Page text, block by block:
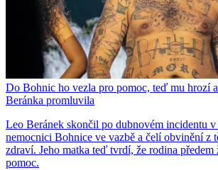
Do Bohnic ho vezla pro pomoc, teď mu hrozí
Beránka promluvila
Leo Beránek skončil po dubnovém incidentu
nemocnici Bohnice ve vazbě a čelí obvinění z
zdraví. Jeho matka teď tvrdí, že rodina předem
pomoc.